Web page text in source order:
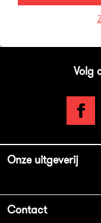
Volg
Onze uitgeverij
Contact